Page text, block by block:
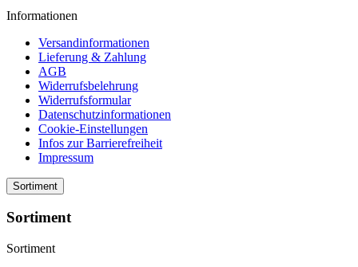
Informationen
Versandinformationen
Lieferung & Zahlung
AGB
Widerrufsbelehrung
Widerrufsformular
Datenschutzinformationen
Cookie-Einstellungen
Infos zur Barrierefreiheit
Impressum
Sortiment
Sortiment
Sortiment